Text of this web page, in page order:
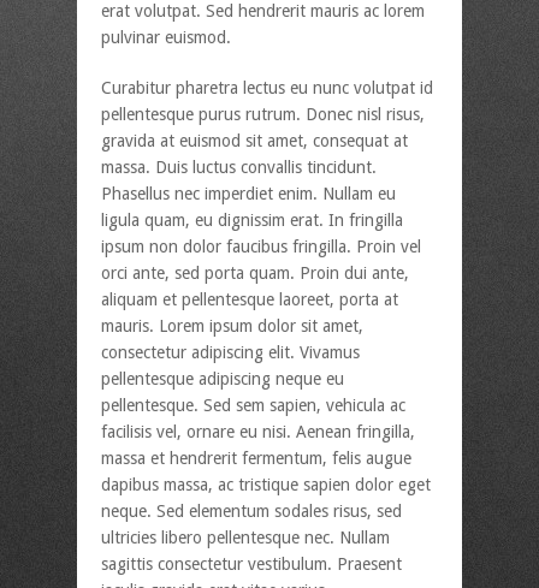
erat volutpat. Sed hendrerit mauris ac lorem
pulvinar euismod.
Curabitur pharetra lectus eu nunc volutpat id
pellentesque purus rutrum. Donec nisl risus,
gravida at euismod sit amet, consequat at
massa. Duis luctus convallis tincidunt.
Phasellus nec imperdiet enim. Nullam eu
ligula quam, eu dignissim erat. In fringilla
ipsum non dolor faucibus fringilla. Proin vel
orci ante, sed porta quam. Proin dui ante,
aliquam et pellentesque laoreet, porta at
mauris. Lorem ipsum dolor sit amet,
consectetur adipiscing elit. Vivamus
pellentesque adipiscing neque eu
pellentesque. Sed sem sapien, vehicula ac
facilisis vel, ornare eu nisi. Aenean fringilla,
massa et hendrerit fermentum, felis augue
dapibus massa, ac tristique sapien dolor eget
neque. Sed elementum sodales risus, sed
ultricies libero pellentesque nec. Nullam
sagittis consectetur vestibulum. Praesent